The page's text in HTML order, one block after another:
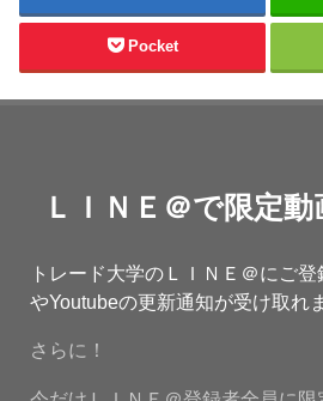
Pocket
ＬＩＮＥ＠で限定動
トレード大学のＬＩＮＥ＠にご
やYoutubeの更新通知が受け取れ
さらに！